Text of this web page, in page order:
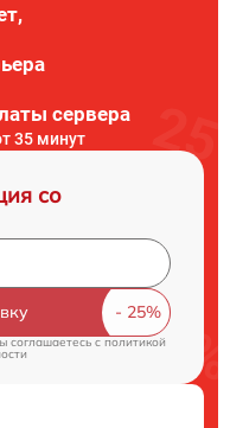
сервера
35 минут
со
соглашаетесь cполитикой